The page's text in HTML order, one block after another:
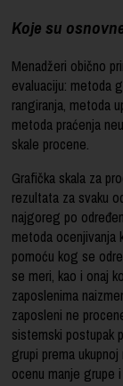
Koje su
Menadžeri obično
evaluaciju: metoda
rangiranja, metoda
metoda praćenja
skale procene.
Grafička skala za
rezultata za svaku
najgoreg po
metoda
pomoću kog se
se meri, kao i onaj
zaposlenima
zaposleni ne
sistemski postupak
grupi prema
ocenu manje grupe